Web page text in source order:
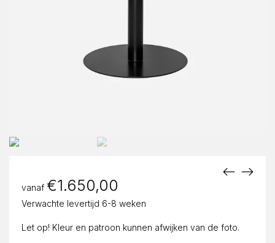
vanaf €1.650,00
Verwachte levertijd 6-8 weken
Let op! Kleur en patroon kunnen afwijken van de foto.